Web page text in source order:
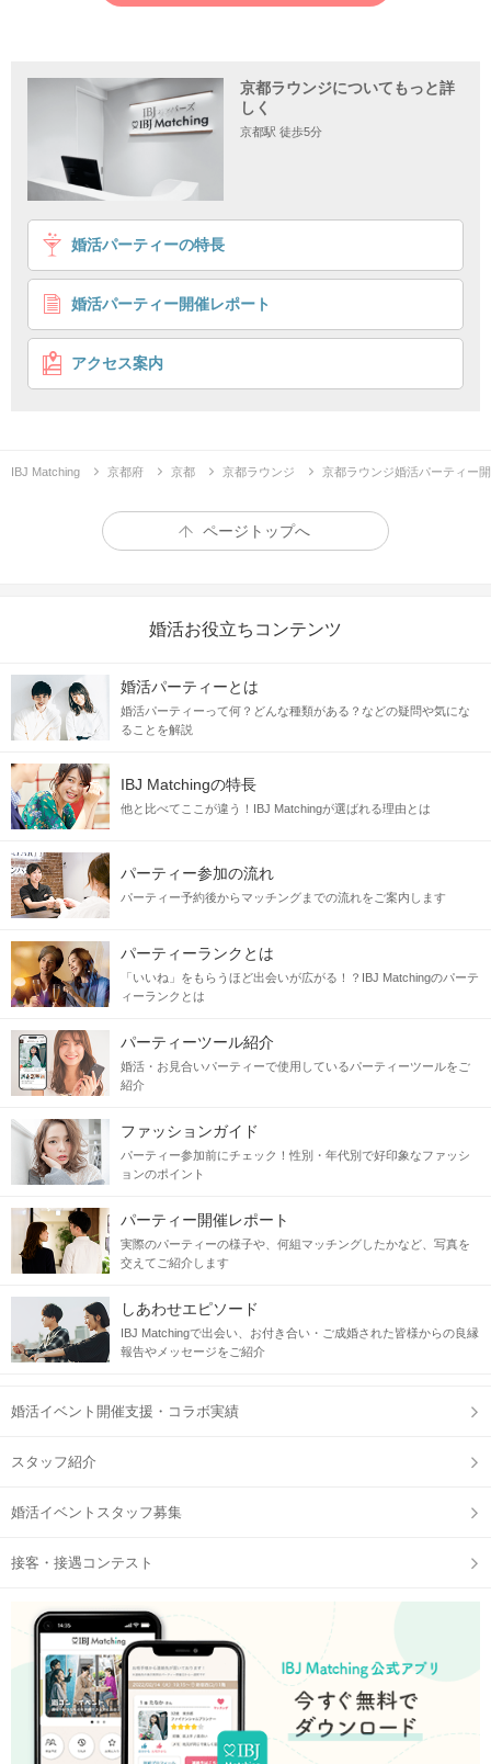
1 2 3 4
＼温かい家庭を築きたい♡／
思いやりのある公務員・理系職などの男性
ゆったりソファ席 温かい家庭が理想
企画詳細
温 ♥
温かい家庭が築けそう ／
・温厚
笑顔を大切にしている
＼＼ 二人なら、こんな生活も ♡ ／／
『仕事で疲れているだろうから、俺が家事やるよ
思いやりをもって行動してくれる
『今度一緒に作ってみようね♪』
と妻が励ましてくれて笑顔になれる
理想の家庭像を大切にした出会い♡
当日の流れ
STEP2 自分のプロフィールをチェック
京都ラウンジについてもっと詳
しく
京都駅 徒歩5分
婚活パーティーの特長
婚活パーティー開催レポート
アクセス案内
IBJ Matching 京都府 京都 京都ラウンジ 京都ラウンジ婚活パーティー
ページトップへ
婚活お役立ちコンテンツ
婚活パーティーとは
婚活パーティーって何？どんな種類がある？などの疑問や気にな
ることを解説
IBJ Matchingの特長
他と比べてここが違う！IBJ Matchingが選ばれる理由とは
パーティー参加の流れ
パーティー予約後からマッチングまでの流れをご案内します
パーティーランクとは
「いいね」をもらうほど出会いが広がる！？IBJ Matchingのパーテ
ィーランクとは
パーティーツール紹介
婚活・お見合いパーティーで使用しているパーティーツールをご
紹介
ファッションガイド
パーティー参加前にチェック！性別・年代別で好印象なファッシ
ョンのポイント
パーティー開催レポート
実際のパーティーの様子や、何組マッチングしたかなど、写真を
交えてご紹介します
しあわせエピソード
IBJ Matchingで出会い、お付き合い・ご成婚された皆様からの良縁
報告やメッセージをご紹介
婚活イベント開催支援・コラボ実績
スタッフ紹介
婚活イベントスタッフ募集
接客・接遇コンテスト